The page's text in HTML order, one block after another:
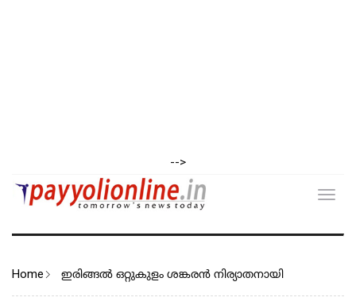
-->
Home ഇരിങ്ങൽ ഒറ്റുകുളം ശങ്കരൻ നിര്യാതനായി